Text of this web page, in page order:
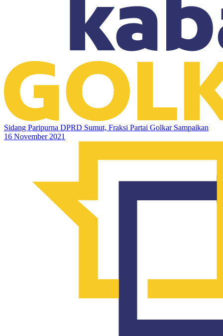
Sidang Paripurna DPRD Sumut, Fraksi Partai Golkar Sampaikan
16 November 2021